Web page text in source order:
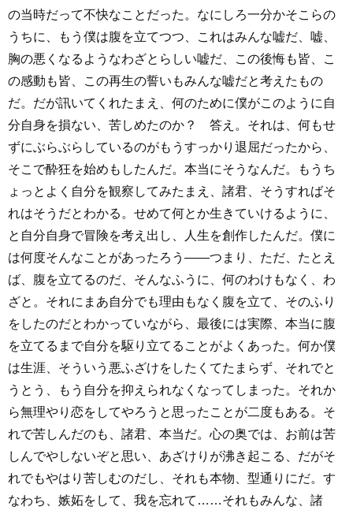
の当時だって不快なことだった。なにしろ一分かそこらの
うちに、もう僕は腹を立てつつ、これはみんな嘘だ、嘘、
胸の悪くなるようなわざとらしい嘘だ、この後悔も皆、こ
の感動も皆、この再生の誓いもみんな嘘だと考えたもの
だ。だが訊いてくれたまえ、何のために僕がこのように自
分自身を損ない、苦しめたのか？ 答え。それは、何もせ
ずにぶらぶらしているのがもうすっかり退屈だったから、
そこで酔狂を始めもしたんだ。本当にそうなんだ。もうち
ょっとよく自分を観察してみたまえ、諸君、そうすればそ
れはそうだとわかる。せめて何とか生きていけるように、
と自分自身で冒険を考え出し、人生を創作したんだ。僕に
は何度そんなことがあったろう――つまり、ただ、たとえ
ば、腹を立てるのだ、そんなふうに、何のわけもなく、わ
ざと。それにまあ自分でも理由もなく腹を立て、そのふり
をしたのだとわかっていながら、最後には実際、本当に腹
を立てるまで自分を駆り立てることがよくあった。何か僕
は生涯、そういう悪ふざけをしたくてたまらず、それでと
うとう、もう自分を抑えられなくなってしまった。それか
ら無理やり恋をしてやろうと思ったことが二度もある。そ
れで苦しんだのも、諸君、本当だ。心の奥では、お前は苦
しんでやしないぞと思い、あざけりが沸き起こる、だがそ
れでもやはり苦しむのだし、それも本物、型通りにだ。す
なわち、嫉妬をして、我を忘れて……それもみんな、諸